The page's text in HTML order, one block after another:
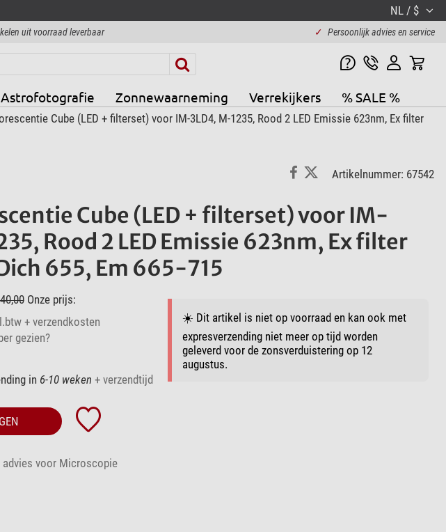
NL / $
uit voorraad leverbaar ✓ Persoonlijk advies en service
Astrofotografie Zonnewaarneming Verrekijkers % SALE %
Cube (LED + filterset) voor IM-3LD4, M-1235, Rood 2 LED Emissie 623nm, Ex filter
Artikelnummer: 67542
Cube (LED + filterset) voor IM-
Rood 2 LED Emissie 623nm, Ex filter
655, Em 665-715
Onze prijs:
+ verzendkosten
gezien?
in 6-10 weken + verzendtijd
☀️ Dit artikel is niet op voorraad en kan ook met
expresverzending niet meer op tijd worden
geleverd voor de zonsverduistering op 12
augustus.
advies voor Microscopie